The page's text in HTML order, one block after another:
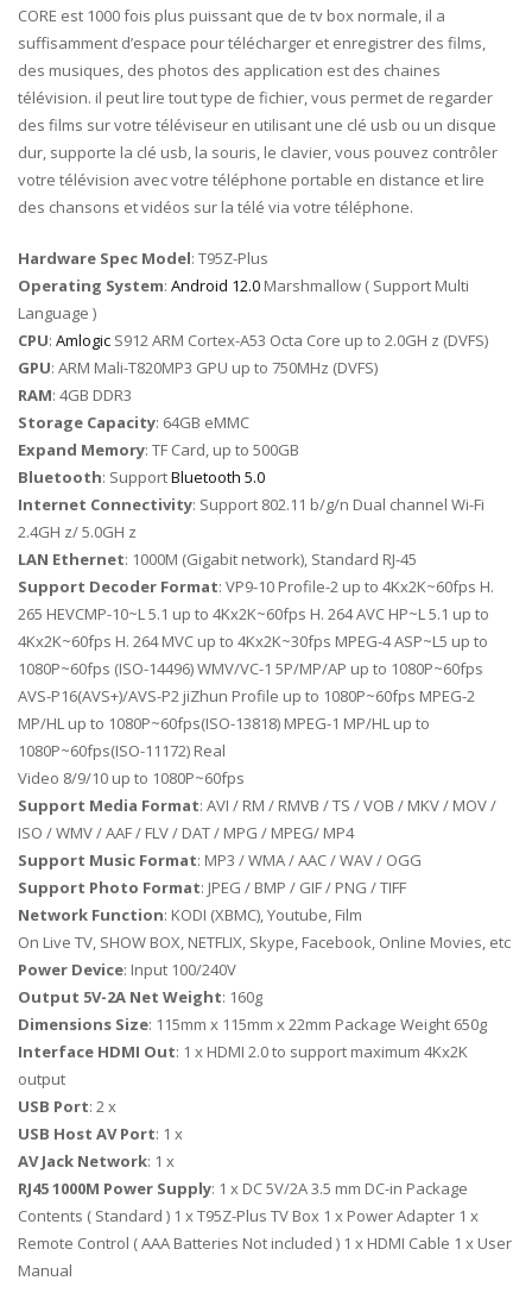
CORE est 1000 fois plus puissant que de tv box normale, il a
suffisamment d’espace pour télécharger et enregistrer des films,
des musiques, des photos des application est des chaines
télévision. il peut lire tout type de fichier, vous permet de regarder
des films sur votre téléviseur en utilisant une clé usb ou un disque
dur, supporte la clé usb, la souris, le clavier, vous pouvez contrôler
votre télévision avec votre téléphone portable en distance et lire
des chansons et vidéos sur la télé via votre téléphone.
Hardware Spec Model: T95Z-Plus
Operating System: Android 12.0 Marshmallow ( Support Multi
Language )
CPU: Amlogic S912 ARM Cortex-A53 Octa Core up to 2.0GH z (DVFS)
GPU: ARM Mali-T820MP3 GPU up to 750MHz (DVFS)
RAM: 4GB DDR3
Storage Capacity: 64GB eMMC
Expand Memory: TF Card, up to 500GB
Bluetooth: SupportBluetooth 5.0
Internet Connectivity: Support 802.11 b/g/n Dual channel Wi-Fi
2.4GH z/ 5.0GH z
LAN Ethernet: 1000M (Gigabit network), Standard RJ-45
Support Decoder Format: VP9-10 Profile-2 up to 4Kx2K~60fps H.
265 HEVCMP-10~L 5.1 up to 4Kx2K~60fps H. 264 AVC HP~L 5.1 up to
4Kx2K~60fps H. 264 MVC up to 4Kx2K~30fps MPEG-4 ASP~L5 up to
1080P~60fps (ISO-14496) WMV/VC-1 5P/MP/AP up to 1080P~60fps
AVS-P16(AVS+)/AVS-P2 jiZhun Profile up to 1080P~60fps MPEG-2
MP/HL up to 1080P~60fps(ISO-13818) MPEG-1 MP/HL up to
1080P~60fps(ISO-11172) Real
Video 8/9/10 up to 1080P~60fps
Support Media Format: AVI / RM / RMVB / TS / VOB / MKV / MOV /
ISO / WMV / AAF / FLV / DAT / MPG / MPEG/ MP4
Support Music Format: MP3 / WMA / AAC / WAV / OGG
Support Photo Format: JPEG / BMP / GIF / PNG / TIFF
Network Function: KODI (XBMC), Youtube, Film
On Live TV, SHOW BOX, NETFLIX, Skype, Facebook, Online Movies, etc
Power Device: Input 100/240V
Output 5V-2A Net Weight: 160g
Dimensions Size: 115mm x 115mm x 22mm Package Weight 650g
Interface HDMI Out: 1 x HDMI 2.0 to support maximum 4Kx2K
output
USB Port: 2 x
USB Host AV Port: 1 x
AV Jack Network: 1 x
RJ45 1000M Power Supply: 1 x DC 5V/2A 3.5 mm DC-in Package
Contents ( Standard ) 1 x T95Z-Plus TV Box 1 x Power Adapter 1 x
Remote Control ( AAA Batteries Not included ) 1 x HDMI Cable 1 x User
Manual